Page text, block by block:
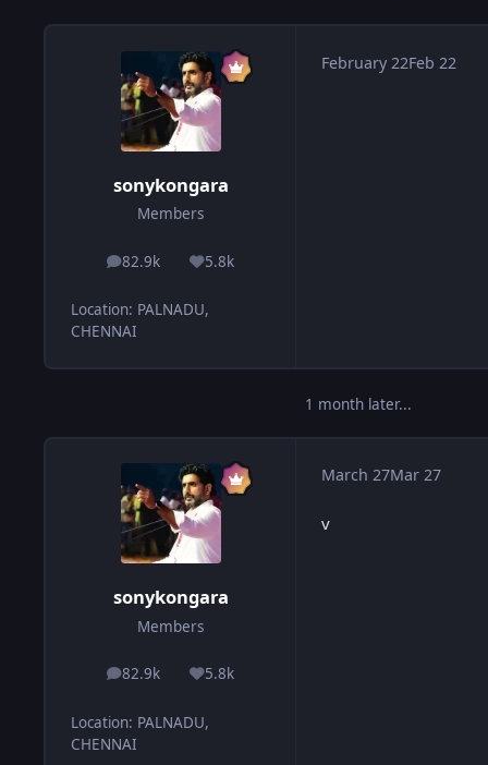
sonykongara
Members
82.9k
posts 5.8k
Reputation
Location: PALNADU,
CHENNAI
February 22Feb 22
1 month later...
sonykongara
Members
82.9k
posts 5.8k
Reputation
Location: PALNADU,
CHENNAI
March 27Mar 27
v